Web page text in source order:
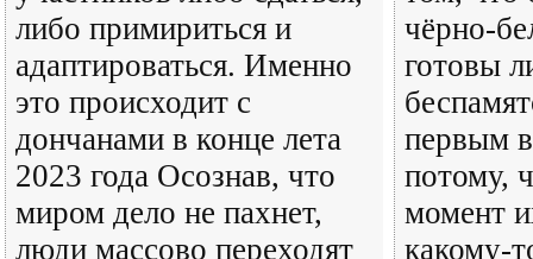
либо примириться и
адаптироваться. Именно
это происходит с
дончанами в конце лета
2023 года Осознав, что
миром дело не пахнет,
люди массово переходят
чёрно-
готовы
первым
потому,
момент
какому-